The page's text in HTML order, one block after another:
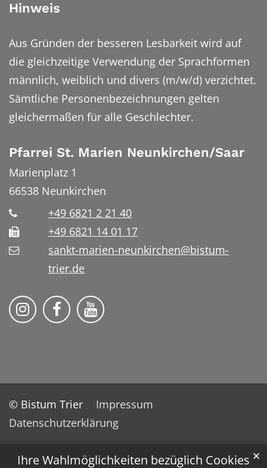
Ihre Wahlmöglichkeiten bezüglich Cookies ✕
Hinweis
Aus Gründen der besseren Lesbarkeit wird auf
die gleichzeitige Verwendung der Sprachformen
männlich, weiblich und divers (m/w/d) verzichtet.
Sämtliche Personenbezeichnungen gelten
gleichermaßen für alle Geschlechter.
Pfarrei St. Marien Neunkirchen/Saar
Marienplatz 1
66538 Neunkirchen
+49 6821 2 21 40
+49 6821 14 01 17
sankt-marien-neunkirchen@bistum-
trier.de
Bistum Trier auf Instragram
Die Pfarrei auf Facebook
Die Pfarrei auf YouTube
© Bistum Trier
Impressum
Datenschutzerklärung